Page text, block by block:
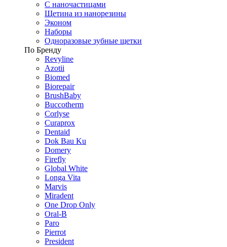
С наночастицами
Щетина из нанорезины
Эконом
Наборы
Одноразовые зубные щетки
По Бренду
Revyline
Azotii
Biomed
Biorepair
BrushBaby
Buccotherm
Corlyse
Curaprox
Dentaid
Dok Bau Ku
Domery
Firefly
Global White
Longa Vita
Marvis
Miradent
One Drop Only
Oral-B
Paro
Pierrot
President